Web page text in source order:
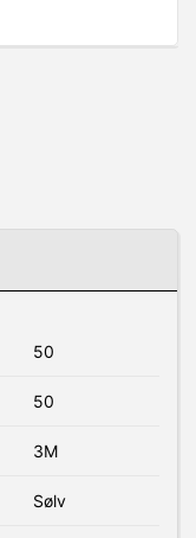
50
50
3M
Sølv